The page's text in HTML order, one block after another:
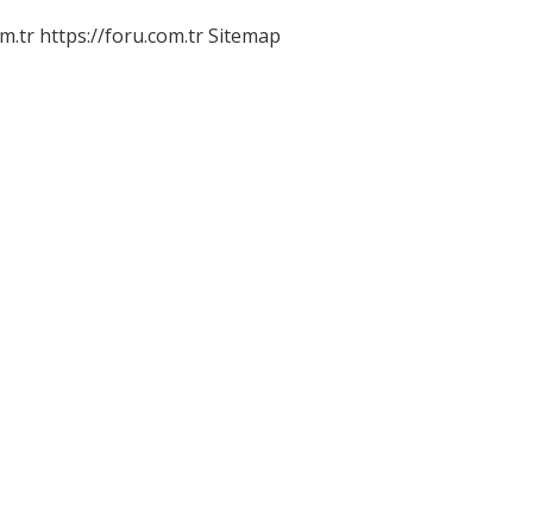
https://foru.com.trSitemap